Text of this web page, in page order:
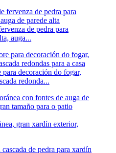
de pedra para
auga...
para decoración do fogar,
redonda...
gran xardín exterior,